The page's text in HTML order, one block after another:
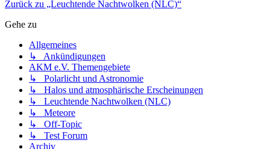
Zurück zu „Leuchtende Nachtwolken (NLC)“
Gehe zu
Allgemeines
↳ Ankündigungen
AKM e.V. Themengebiete
↳ Polarlicht und Astronomie
↳ Halos und atmosphärische Erscheinungen
↳ Leuchtende Nachtwolken (NLC)
↳ Meteore
↳ Off-Topic
↳ Test Forum
Archiv